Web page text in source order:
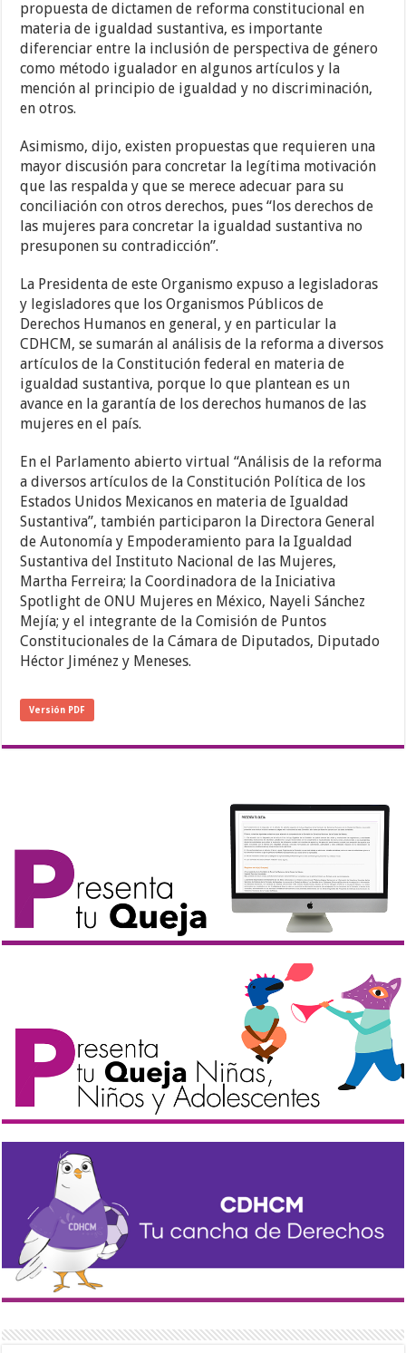
propuesta de dictamen de reforma constitucional en
materia de igualdad sustantiva, es importante
diferenciar entre la inclusión de perspectiva de género
como método igualador en algunos artículos y la
mención al principio de igualdad y no discriminación,
en otros.
Asimismo, dijo, existen propuestas que requieren una
mayor discusión para concretar la legítima motivación
que las respalda y que se merece adecuar para su
conciliación con otros derechos, pues “los derechos de
las mujeres para concretar la igualdad sustantiva no
presuponen su contradicción”.
La Presidenta de este Organismo expuso a legisladoras
y legisladores que los Organismos Públicos de
Derechos Humanos en general, y en particular la
CDHCM, se sumarán al análisis de la reforma a diversos
artículos de la Constitución federal en materia de
igualdad sustantiva, porque lo que plantean es un
avance en la garantía de los derechos humanos de las
mujeres en el país.
En el Parlamento abierto virtual “Análisis de la reforma
a diversos artículos de la Constitución Política de los
Estados Unidos Mexicanos en materia de Igualdad
Sustantiva”, también participaron la Directora General
de Autonomía y Empoderamiento para la Igualdad
Sustantiva del Instituto Nacional de las Mujeres,
Martha Ferreira; la Coordinadora de la Iniciativa
Spotlight de ONU Mujeres en México, Nayeli Sánchez
Mejía; y el integrante de la Comisión de Puntos
Constitucionales de la Cámara de Diputados, Diputado
Héctor Jiménez y Meneses.
Versión PDF